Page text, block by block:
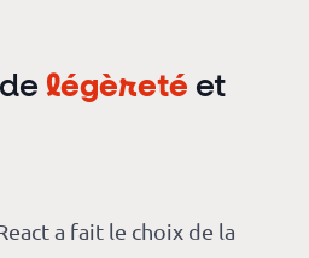
légèreté et
a fait le choix de la